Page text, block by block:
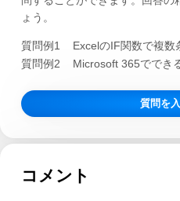
ょう。
質問例1
ExcelのIF関数で複数
質問例2
Microsoft 365ででき
質問を
コメント